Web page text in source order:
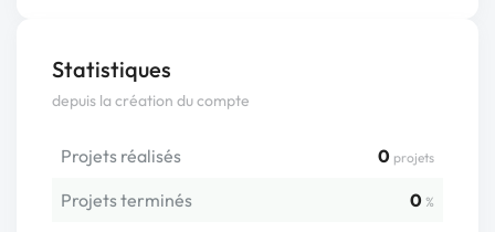
Statistiques
depuis la création du compte
Projets réalisés 0 projets
Projets terminés 0 %